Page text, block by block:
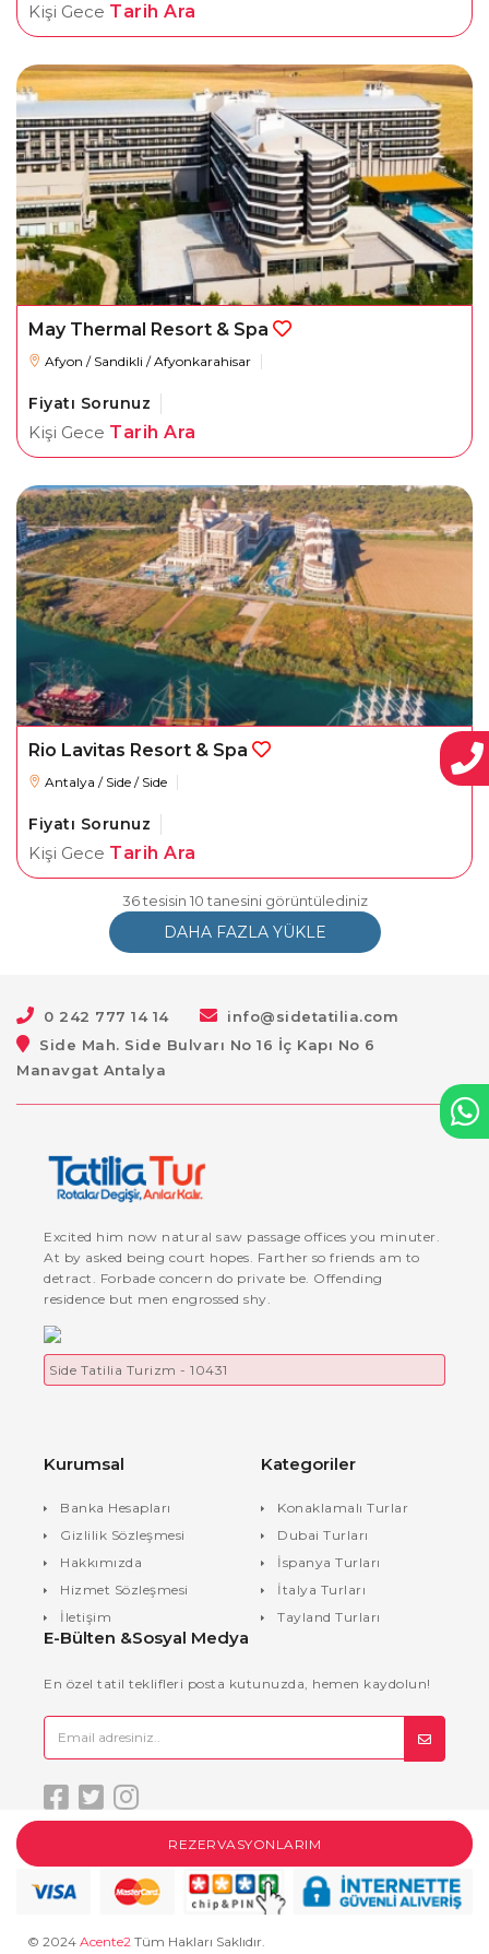
Kişi Gece Tarih Ara
May Thermal Resort & Spa
Afyon / Sandikli / Afyonkarahisar
Fiyatı Sorunuz
Kişi Gece Tarih Ara
Rio Lavitas Resort & Spa
Antalya / Side / Side
Fiyatı Sorunuz
Kişi Gece Tarih Ara
36 tesisin 10 tanesini görüntülediniz
DAHA FAZLA YÜKLE
0 242 777 14 14
info@sidetatilia.com
Side Mah. Side Bulvarı No 16 İç Kapı No 6
Manavgat Antalya
Excited him now natural saw passage offices you minuter.
At by asked being court hopes. Farther so friends am to
detract. Forbade concern do private be. Offending
residence but men engrossed shy.
Side Tatilia Turizm - 10431
Kurumsal
Banka Hesapları
Gizlilik Sözleşmesi
Hakkımızda
Hizmet Sözleşmesi
İletişim
Kategoriler
Konaklamalı Turlar
Dubai Turları
İspanya Turları
İtalya Turları
Tayland Turları
E-Bülten &Sosyal Medya
En özel tatil teklifleri posta kutunuzda, hemen kaydolun!
REZERVASYONLARIM
© 2024 Acente2 Tüm Hakları Saklıdır.